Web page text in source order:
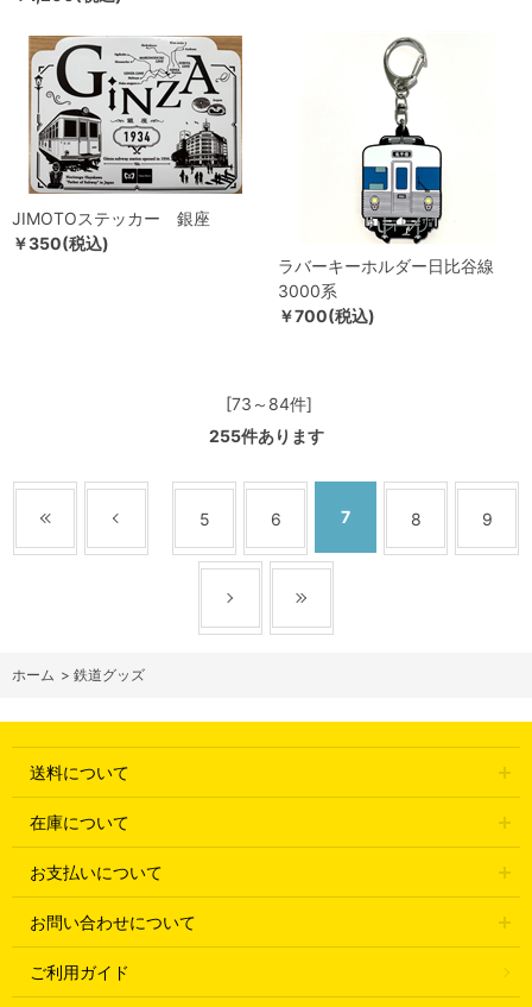
JIMOTOステッカー 銀座
￥350(税込)
ラバーキーホルダー日比谷線
3000系
￥700(税込)
[73～84件]
255件あります
5 6 7 8 9
ホーム > 鉄道グッズ
送料について
在庫について
お支払いについて
お問い合わせについて
ご利用ガイド